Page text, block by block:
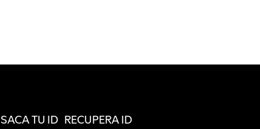
SACA TU ID RECUPERA ID